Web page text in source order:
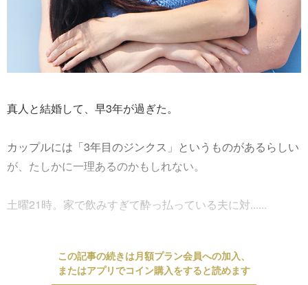
真人と結婚して、早3年が過ぎた。
カップルには「3年目のジンクス」というものがあるらしい
が、たしかに一理あるのかもしれない。
土曜21時。家で飲みすぎて酔っ払っている夫に対......
この記事の続きは月額プラン会員への加入、
またはアプリでコイン購入をすると読めます